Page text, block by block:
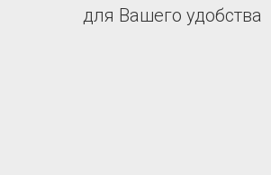
для Вашего удобства